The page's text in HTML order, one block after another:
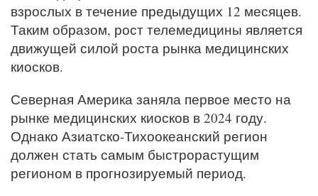
взрослых в течение предыдущих 12 месяцев.
Таким образом, рост телемедицины является
движущей силой роста рынка медицинских
киосков.
Северная Америка заняла первое место на
рынке медицинских киосков в 2024 году.
Однако Азиатско-Тихоокеанский регион
должен стать самым быстрорастущим
регионом в прогнозируемый период.